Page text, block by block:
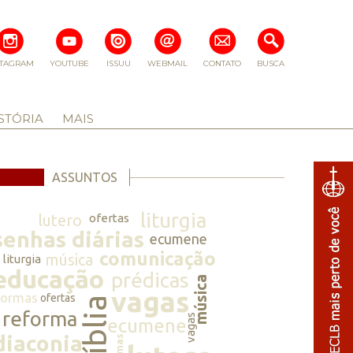
BUSCA
CONTATO
WEBMAIL
ISSUU
YOUTUBE
MAIS
ASSUNTOS
lutero ofertas liturgia
diárias ecumene
liturgia música comunicação
prédicasmúsica
ofertasbíbliavagas
reforma ecumenevagas